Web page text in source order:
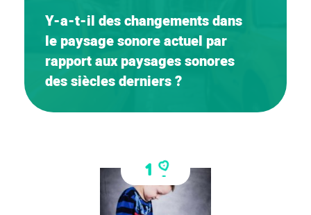
Y-a-t-il des changements dans
le paysage sonore actuel par
rapport aux paysages sonores
des siècles derniers ?
1